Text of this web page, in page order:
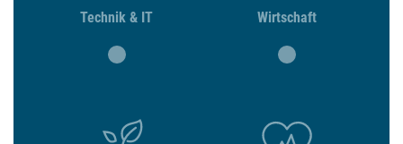
Technik & IT Wirtschaft